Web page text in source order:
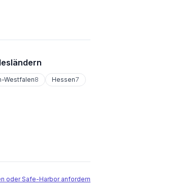
Westfalen8 Hessen7
oder Safe-Harbor anfordern